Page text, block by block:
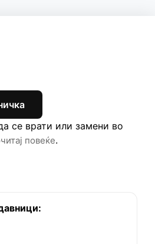
се врати или замени во
повеќе.